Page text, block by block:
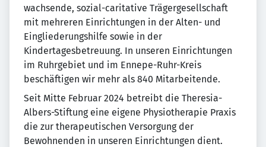
wachsende, sozial-caritative Trägergesellschaft
mit mehreren Einrichtungen in der Alten- und
Eingliederungshilfe sowie in der
Kindertagesbetreuung. In unseren Einrichtungen
im Ruhrgebiet und im Ennepe-Ruhr-Kreis
beschäftigen wir mehr als 840 Mitarbeitende.
Seit Mitte Februar 2024 betreibt die Theresia-
Albers-Stiftung eine eigene Physiotherapie Praxis
die zur therapeutischen Versorgung der
Bewohnenden in unseren Einrichtungen dient.